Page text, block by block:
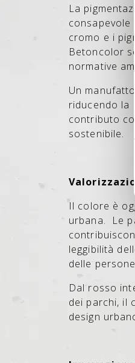
La
cromo e i
Betoncolor
normative
Un
riducendo la
contributo
sostenibile.
Il colore è
urbana. Le
leggibilità
delle
Dal rosso
dei parchi, il
design